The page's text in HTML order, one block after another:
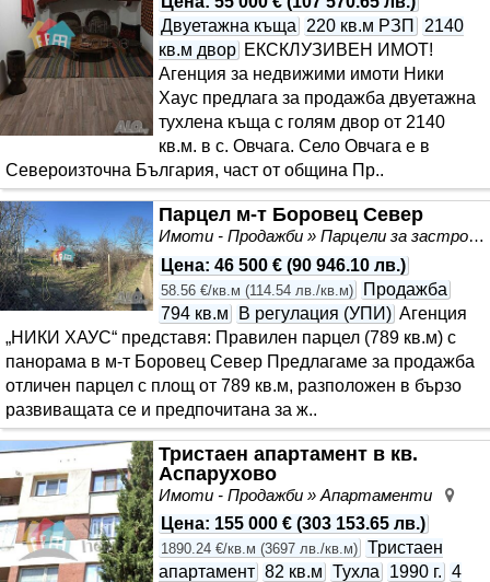
Двуетажна къща
220 кв.м РЗП
2140
кв.м двор ЕКСКЛУЗИВЕН ИМОТ!
Агенция за недвижими имоти Ники
Хаус предлага за продажба двуетажна
тухлена къща с голям двор от 2140
кв.м. в с. Овчага. Село Овчага е в
Североизточна България, част от община Пр..
Парцел м-т Боровец Север
Имоти - Продажби » Парцели за застрояване, Инвестиционни проекти
Цена: 46 500 € (90 946.10 лв.)
58.56 €/кв.м (114.54 лв./кв.м)
Продажба
794 кв.м
В регулация (УПИ) Агенция
„НИКИ ХАУС“ представя: Правилен парцел (789 кв.м) с
панорама в м-т Боровец Север Предлагаме за продажба
отличен парцел с площ от 789 кв.м, разположен в бързо
развиващата се и предпочитана за ж..
Тристаен апартамент в кв.
Аспарухово
Имоти - Продажби » Апартаменти
Цена: 155 000 € (303 153.65 лв.)
1890.24 €/кв.м (3697 лв./кв.м) Тристаен
апартамент 82 кв.м Тухла 1990 г. 4